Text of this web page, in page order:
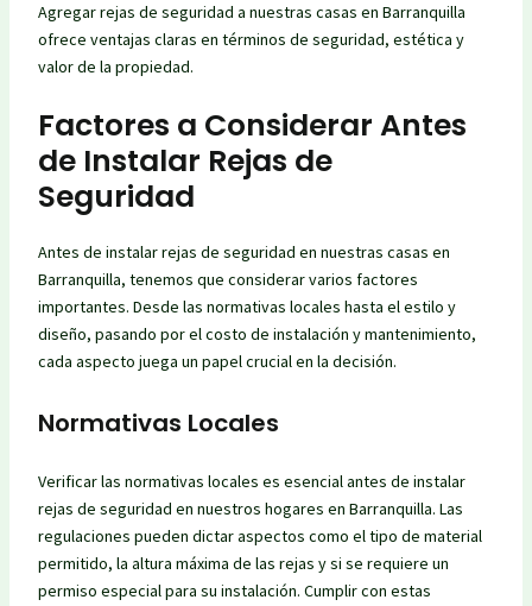
Agregar rejas de seguridad a nuestras casas en Barranquilla
ofrece ventajas claras en términos de seguridad, estética y
valor de la propiedad.
Factores a Considerar Antes
de Instalar Rejas de
Seguridad
Antes de instalar rejas de seguridad en nuestras casas en
Barranquilla, tenemos que considerar varios factores
importantes. Desde las normativas locales hasta el estilo y
diseño, pasando por el costo de instalación y mantenimiento,
cada aspecto juega un papel crucial en la decisión.
Normativas Locales
Verificar las normativas locales es esencial antes de instalar
rejas de seguridad en nuestros hogares en Barranquilla. Las
regulaciones pueden dictar aspectos como el tipo de material
permitido, la altura máxima de las rejas y si se requiere un
permiso especial para su instalación. Cumplir con estas